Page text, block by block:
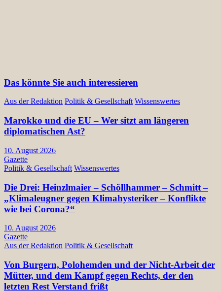
Das könnte Sie auch interessieren
Aus der Redaktion Politik & Gesellschaft Wissenswertes
Marokko und die EU – Wer sitzt am längeren
diplomatischen Ast?
10. August 2026
Gazette
Politik & Gesellschaft Wissenswertes
Die Drei: Heinzlmaier – Schöllhammer – Schmitt –
„Klimaleugner gegen Klimahysteriker – Konflikte
wie bei Corona?“
10. August 2026
Gazette
Aus der Redaktion Politik & Gesellschaft
Von Burgern, Polohemden und der Nicht-Arbeit der
Mütter, und dem Kampf gegen Rechts, der den
letzten Rest Verstand frißt